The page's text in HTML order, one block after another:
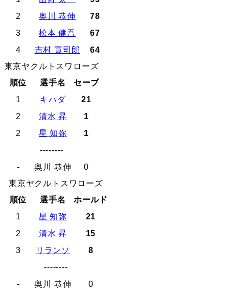
2
奥川 恭伸
78
3
松本 健吾
67
4
吉村 貢司郎
64
東京ヤクルトスワローズ
順位
選手名
セーブ
1
キハダ
21
2
清水 昇
1
2
星 知弥
1
--------
-
奥川 恭伸
0
東京ヤクルトスワローズ
順位
選手名
ホールド
1
星 知弥
21
2
清水 昇
15
3
リランソ
8
--------
-
奥川 恭伸
0